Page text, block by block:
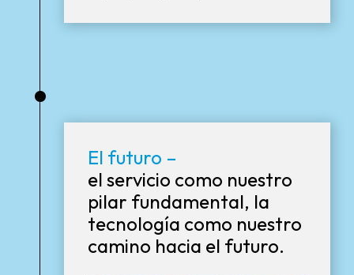
•
El futuro –
el servicio como nuestro
pilar fundamental, la
tecnología como nuestro
camino hacia el futuro.